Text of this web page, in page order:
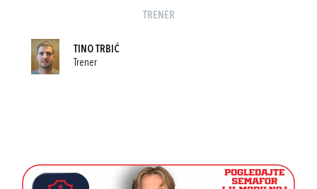
TRENER
TINO TRBIĆ
Trener